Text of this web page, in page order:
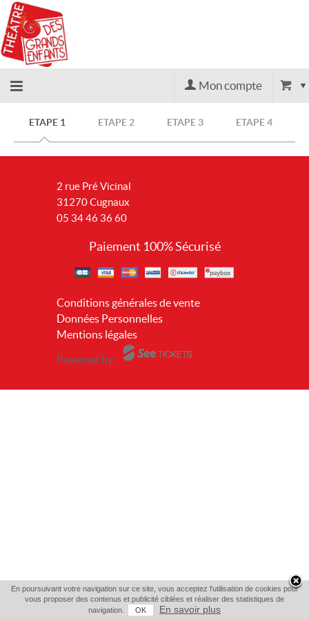
Accueil
billetterie
Mon compte
ETAPE 1 ETAPE 2 ETAPE 3 ETAPE 4
2 rue Pré Vicinal
31270 Cugnaux
05 34 46 36 60
Paiement 100% Sécurisé
Conditions générales de vente
Données Personnelles
Mentions légales
Powered by
En poursuivant votre navigation sur ce site, vous acceptez l'utilisation de cookies pour
vous proposer des contenus et publicité ciblées et réaliser des statistiques de
navigation.
OK En savoir plus